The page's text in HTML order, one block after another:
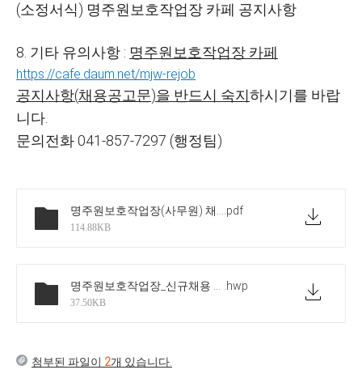
(소정서식) 명주원보호작업장 카페 공지사항
8. 기타 유의사항 : 명주원보호작업장 카페
https://cafe.daum.net/mjw-rejob
공지사항(채용공고문)을 반드시 숙지하시기를 바랍
니다
문의전화041-857-7297 (행정팀)
.pdf
114.88KB
.hwp
37.50KB
첨부된 파일이 2개 있습니다.